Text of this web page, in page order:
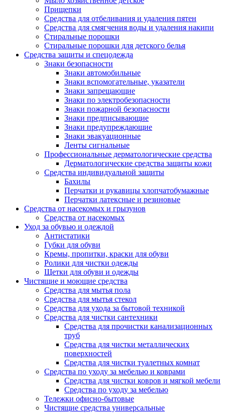
Прищепки
Средства для отбеливания и удаления пятен
Средства для смягчения воды и удаления накипи
Стиральные порошки
Стиральные порошки для детского белья
Средства защиты и спецодежда
Знаки безопасности
Знаки автомобильные
Знаки вспомогательные, указатели
Знаки запрещающие
Знаки по электробезопасности
Знаки пожарной безопасности
Знаки предписывающие
Знаки предупреждающие
Знаки эвакуационные
Ленты сигнальные
Профессиональные дерматологические средства
Дерматологические средства защиты кожи
Средства индивидуальной защиты
Бахилы
Перчатки и рукавицы хлопчатобумажные
Перчатки латексные и резиновые
Средства от насекомых и грызунов
Средства от насекомых
Уход за обувью и одеждой
Антистатики
Губки для обуви
Кремы, пропитки, краски для обуви
Ролики для чистки одежды
Щетки для обуви и одежды
Чистящие и моющие средства
Средства для мытья пола
Средства для мытья стекол
Средства для ухода за бытовой техникой
Средства для чистки сантехники
Средства для прочистки канализационных
труб
Средства для чистки металлических
поверхностей
Средства для чистки туалетных комнат
Средства по уходу за мебелью и коврами
Средства для чистки ковров и мягкой мебели
Средства по уходу за мебелью
Тележки офисно-бытовые
Чистящие средства универсальные